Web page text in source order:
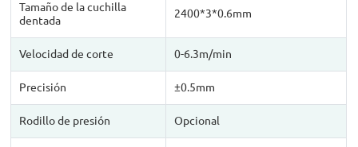
Tamaño de la cuchilla
dentada
2400*3*0.6mm
Velocidad de corte 0-6.3m/min
Precisión ±0.5mm
Rodillo de presión Opcional